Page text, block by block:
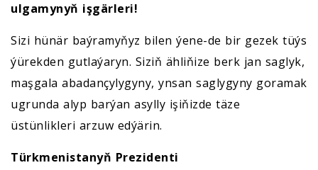
ulgamynyň işgärleri!
Sizi hünär baýramyňyz bilen ýene-de bir gezek tüýs
ýürekden gutlaýaryn. Siziň ähliňize berk jan saglyk,
maşgala abadançylygyny, ynsan saglygyny goramak
ugrunda alyp barýan asylly işiňizde täze
üstünlikleri arzuw edýärin.
Türkmenistanyň Prezidenti